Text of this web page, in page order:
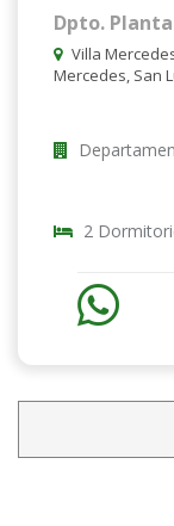
Dpto.
Villa
Mercedes, San
2